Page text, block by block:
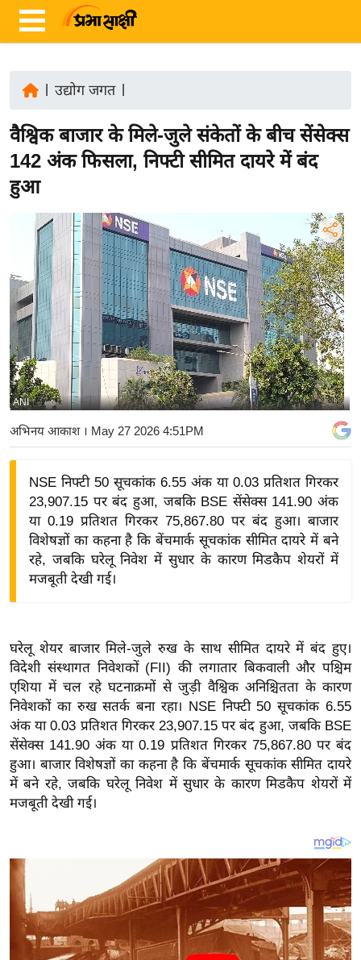
ज़ा
ख
र
अं
त
र्रा
ष्ट्री
य
बि
ज़
ने
द्यो
शे
ष
ज्ञ
रा
य
ब
ज
क्रि
के
ट
उद्योग जगत|
वैश्विक बाजार के मिले-जुले संकेतों के बीच सेंसेक्स
142 अंक फिसला, निफ्टी सीमित दायरे में बंद
हुआ
ANI
अभिनय आकाश। May 27 2026 4:51PM
NSE निफ्टी 50 सूचकांक 6.55 अंक या 0.03 प्रतिशत गिरकर
23,907.15 पर बंद हुआ, जबकि BSE सेंसेक्स 141.90 अंक
या 0.19 प्रतिशत गिरकर 75,867.80 पर बंद हुआ। बाजार
विशेषज्ञों का कहना है कि बेंचमार्क सूचकांक सीमित दायरे में बने
रहे, जबकि घरेलू निवेश में सुधार के कारण मिडकैप शेयरों में
मजबूती देखी गई।
घरेलू शेयर बाजार मिले-जुले रुख के साथ सीमित दायरे में बंद हुए।
विदेशी संस्थागत निवेशकों (FII) की लगातार बिकवाली और पश्चिम
एशिया में चल रहे घटनाक्रमों से जुड़ी वैश्विक अनिश्चितता के कारण
निवेशकों का रुख सतर्क बना रहा। NSE निफ्टी 50 सूचकांक 6.55
अंक या 0.03 प्रतिशत गिरकर 23,907.15 पर बंद हुआ, जबकि BSE
सेंसेक्स 141.90 अंक या 0.19 प्रतिशत गिरकर 75,867.80 पर बंद
हुआ। बाजार विशेषज्ञों का कहना है कि बेंचमार्क सूचकांक सीमित दायरे
में बने रहे, जबकि घरेलू निवेश में सुधार के कारण मिडकैप शेयरों में
मजबूती देखी गई।